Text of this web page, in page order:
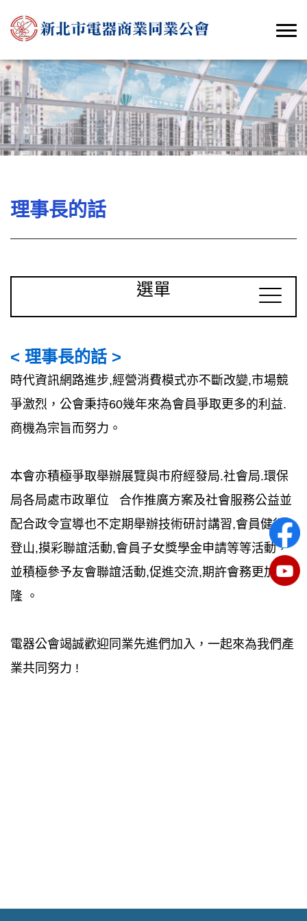
理事長的話
選單
< 理事長的話 >
時代資訊網路進步,經營消費模式亦不斷改變,市場競
爭激烈，公會秉持60幾年來為會員爭取更多的利益.
商機為宗旨而努力。
本會亦積極爭取舉辦展覽與市府經發局.社會局.環保
局各局處市政單位 合作推廣方案及社會服務公益並
配合政令宣導也不定期舉辦技術研討講習,會員健行,
登山,摸彩聯誼活動,會員子女獎學金申請等等活動，
並積極參予友會聯誼活動,促進交流,期許會務更加昌
隆 。
電器公會竭誠歡迎同業先進們加入，一起來為我們產
業共同努力 !